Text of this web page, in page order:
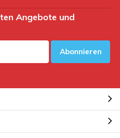
Angebote und
Abonnieren